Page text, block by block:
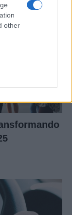
other